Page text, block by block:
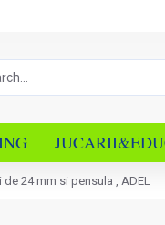
24 mm si pensula , ADEL